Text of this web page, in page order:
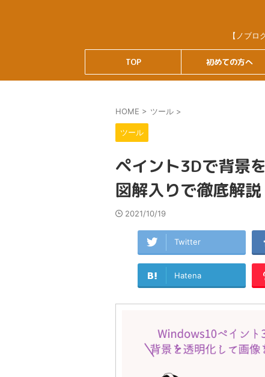
【ノブ
TOP 初めての方へ
HOME > ツール >
ツール
ペイント3Dで背景
図解入りで徹底解説
2021/10/19
Twitter
Hatena